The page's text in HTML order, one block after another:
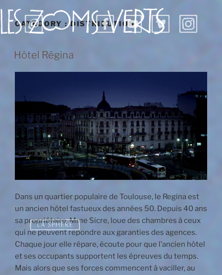
au
contenu
CATEGORY :DISTRIBUTION
Hôtel Régina
Dans un quartier populaire de Toulouse, le Regina est
un ancien hôtel fastueux des années 50. Depuis 40 ans
sa propriétaire, Mme Sicre, loue des chambres à ceux
qui ne peuvent répondre aux garanties des agences.
Chaque jour elle répare, écoute pour que l’ancien hôtel
et ses occupants supportent les épreuves du temps.
Mais alors que ses forces commencent à vaciller, au